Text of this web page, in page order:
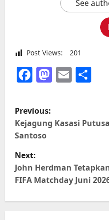
See
Post Views: 201
Facebook
Email
P
o
s
t
n
Previous:
Kejagung Kasasi
Santoso
Next:
John Herdman
FIFA Matchday Juni